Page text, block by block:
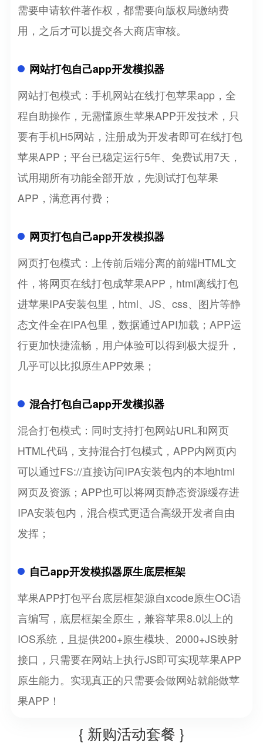
需要申请软件著作权，都需要向版权局缴纳费
用，之后才可以提交各大商店审核。
网站打包自己app开发模拟器
网站打包模式：手机网站在线打包苹果app，全
程自助操作，无需懂原生苹果APP开发技术，只
要有手机H5网站，注册成为开发者即可在线打包
苹果APP；平台已稳定运行5年、免费试用7天，
试用期所有功能全部开放，先测试打包苹果
APP，满意再付费；
网页打包自己app开发模拟器
网页打包模式：上传前后端分离的前端HTML文
件，将网页在线打包成苹果APP，html离线打包
进苹果IPA安装包里，html、JS、css、图片等静
态文件全在IPA包里，数据通过API加载；APP运
行更加快捷流畅，用户体验可以得到极大提升，
几乎可以比拟原生APP效果；
混合打包自己app开发模拟器
混合打包模式：同时支持打包网站URL和网页
HTML代码，支持混合打包模式，APP内网页内
可以通过FS://直接访问IPA安装包内的本地html
网页及资源；APP也可以将网页静态资源缓存进
IPA安装包内，混合模式更适合高级开发者自由
发挥；
自己app开发模拟器原生底层框架
苹果APP打包平台底层框架源自xcode原生OC语
言编写，底层框架全原生，兼容苹果8.0以上的
IOS系统，且提供200+原生模块、2000+JS映射
接口，只需要在网站上执行JS即可实现苹果APP
原生能力。实现真正的只需要会做网站就能做苹
果APP！
{ 新购活动套餐 }